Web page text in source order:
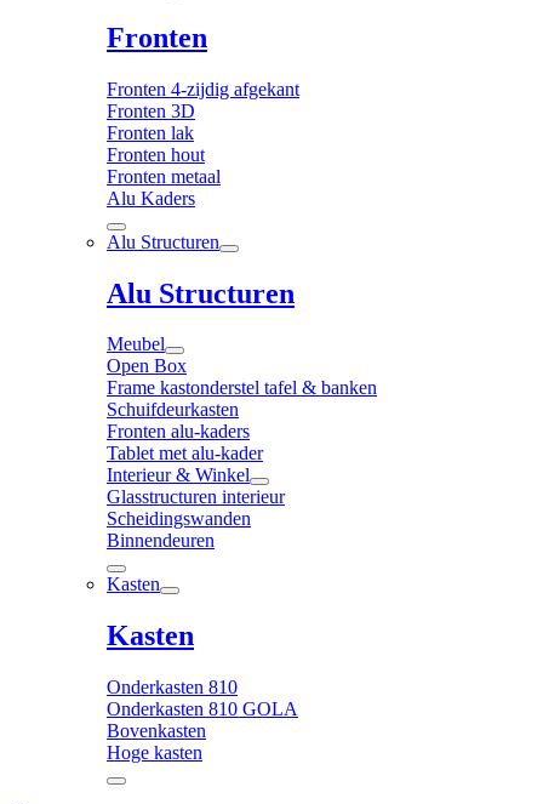
Fronten
Fronten 4-zijdig afgekant
Fronten 3D
Fronten lak
Fronten hout
Fronten metaal
Alu Kaders
Alu Structuren
Alu Structuren
Meubel
Open Box
Frame kastonderstel tafel & banken
Schuifdeurkasten
Fronten alu-kaders
Tablet met alu-kader
Interieur & Winkel
Glasstructuren interieur
Scheidingswanden
Binnendeuren
Kasten
Kasten
Onderkasten 810
Onderkasten 810 GOLA
Bovenkasten
Hoge kasten